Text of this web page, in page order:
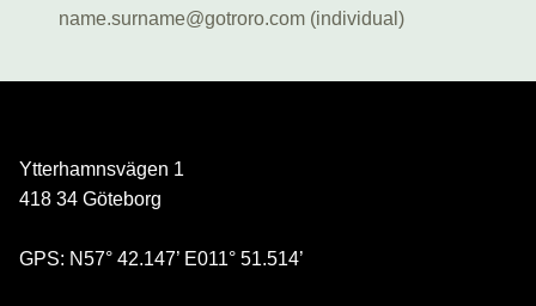
name.surname@gotroro.com (individual)
Ytterhamnsvägen 1
418 34 Göteborg
GPS: N57° 42.147’ E011° 51.514’